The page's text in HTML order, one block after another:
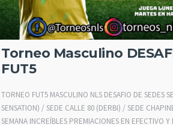
Torneo Masculino
FUT5
TORNEO FUT5 MASCULINO NLS DESAFIO DE SEDES
SENSATION) / SEDE CALLE 80 (DERBI) / SEDE
SEMANA INCREÍBLES PREMIACIONES EN EFECTIVO